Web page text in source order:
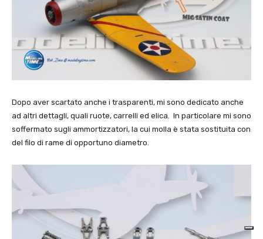
Dopo aver scartato anche i trasparenti, mi sono dedicato anche
ad altri dettagli, quali ruote, carrelli ed elica. In particolare mi sono
soffermato sugli ammortizzatori, la cui molla è stata sostituita con
del filo di rame di opportuno diametro.